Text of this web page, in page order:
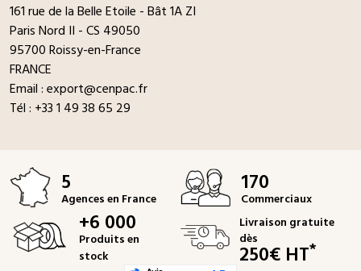
161 rue de la Belle Etoile - Bât 1A ZI
Paris Nord II - CS 49050
95700 Roissy-en-France
FRANCE
Email :export@cenpac.fr
Tél : +33 1 49 38 65 29
5
Agences en France
170
Commerciaux
+6 000
Produits en
stock
Livraison gratuite
dès
250€ HT*